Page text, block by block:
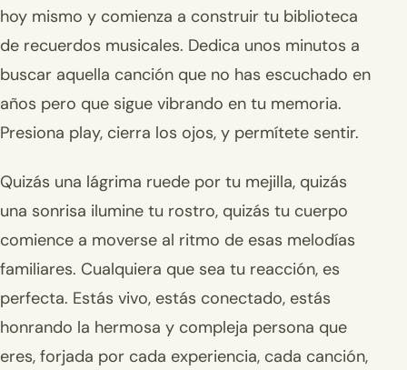
hoy mismo y comienza a construir tu biblioteca
de recuerdos musicales. Dedica unos minutos a
buscar aquella canción que no has escuchado en
años pero que sigue vibrando en tu memoria.
Presiona play, cierra los ojos, y permítete sentir.
Quizás una lágrima ruede por tu mejilla, quizás
una sonrisa ilumine tu rostro, quizás tu cuerpo
comience a moverse al ritmo de esas melodías
familiares. Cualquiera que sea tu reacción, es
perfecta. Estás vivo, estás conectado, estás
honrando la hermosa y compleja persona que
eres, forjada por cada experiencia, cada canción,